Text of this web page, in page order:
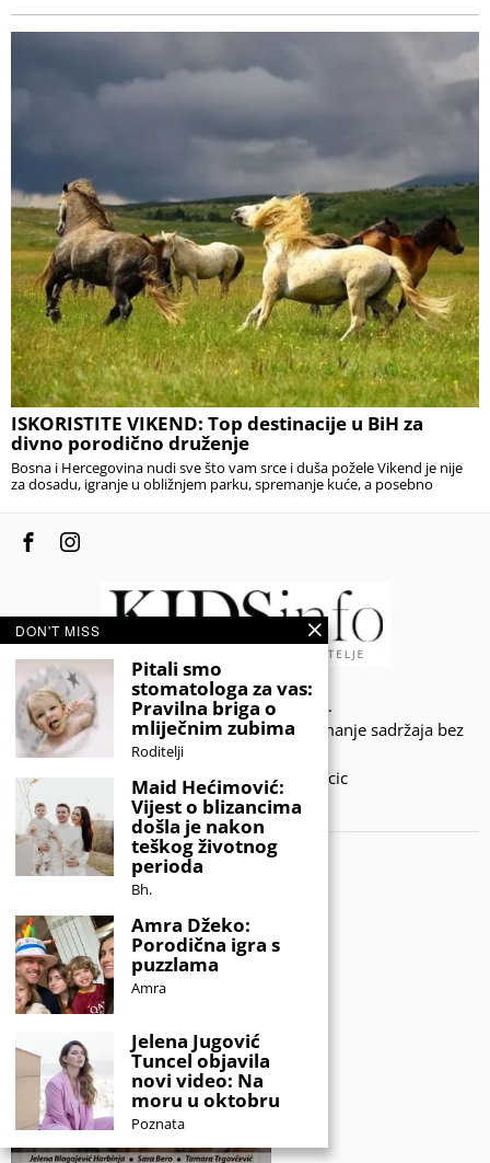
ISKORISTITE VIKEND: Top destinacije u BiH za
divno porodično druženje
Bosna i Hercegovina nudi sve što vam srce i duša požele Vikend je nije
za dosadu, igranje u obližnjem parku, spremanje kuće, a posebno
© 2020 - KIDSINFO.BA.
Sva prava zadržana. Zabranjeno preuzimanje sadržaja bez
dozvole izdavača.
Developed by Amar SIjercic
IZAŠAO JE NOVI MAGAZIN!
DON'T MISS
Pitali smo
stomatologa za vas:
Pravilna briga o
mliječnim zubima
Roditelji
Maid Hećimović:
Vijest o blizancima
došla je nakon
teškog životnog
perioda
Bh.
Amra Džeko:
Porodična igra s
puzzlama
Amra
Jelena Jugović
Tuncel objavila
novi video: Na
moru u oktobru
Poznata